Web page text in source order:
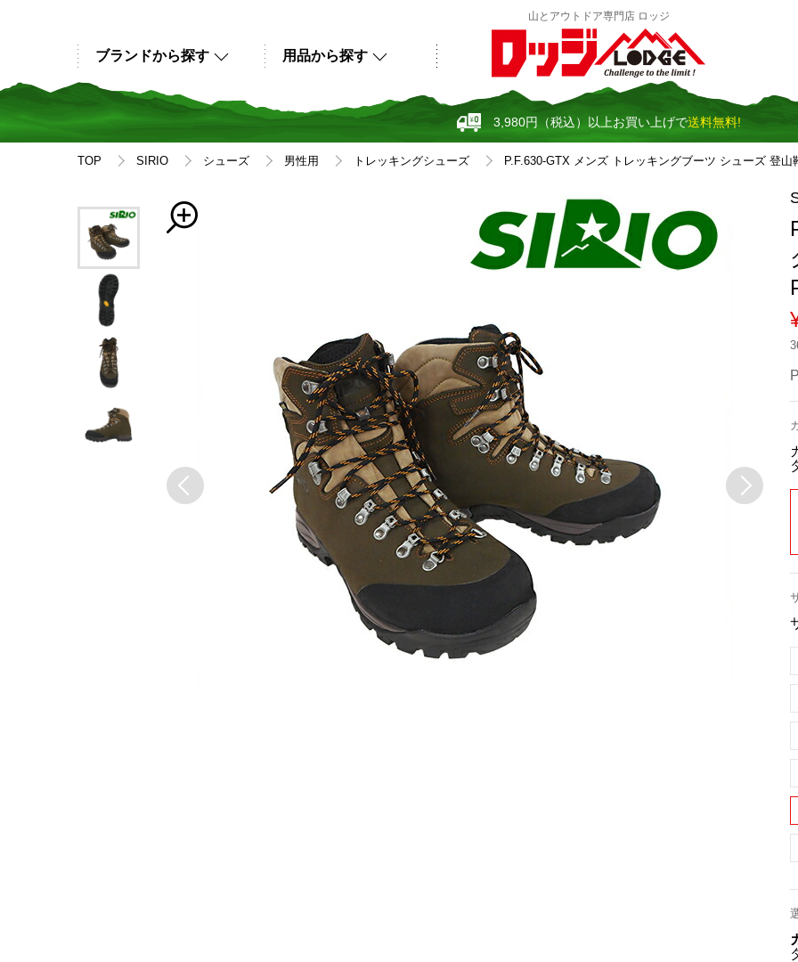
山とアウトドア専門店 ロッジ
3,980円（税込）以上お買い上げで送料無料!
用品から探す
ブランドから探す
TOP SIRIO シューズ 男性用 トレッキングシューズ P.F.630-GTX メンズ トレッキングブーツ シューズ 登山